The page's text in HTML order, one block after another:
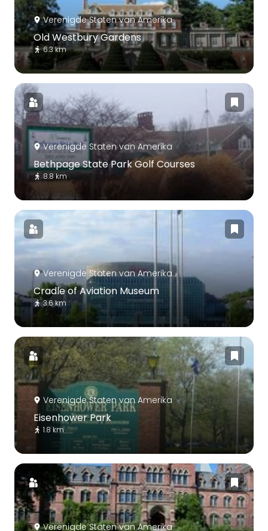
Verenigde Staten van Amerika
Old Westbury Gardens
6.3 km
Verenigde Staten van Amerika
Bethpage State Park Golf Courses
8.8 km
Verenigde Staten van Amerika
Cradle of Aviation Museum
3.6 km
Verenigde Staten van Amerika
Eisenhower Park
1.8 km
Verenigde Staten van Amerika